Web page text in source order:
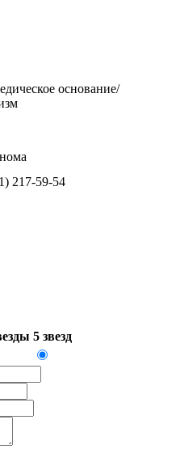
основание/
217-59-54
5 звезд